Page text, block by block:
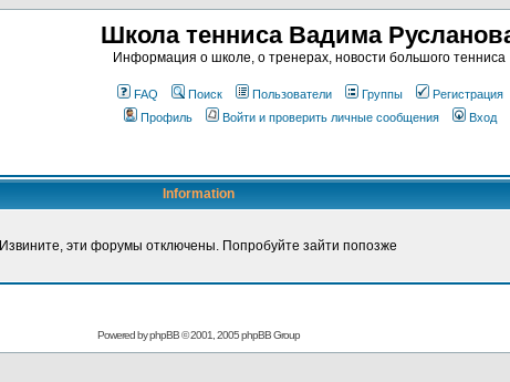
Школа тенниса Вадима
Информация о школе, о тренерах, новости большого тенниса
FAQ Поиск Пользователи Группы
Регистрация
Профиль
Войти и проверить личные сообщения Вход
Information
Извините, эти форумы отключены. Попробуйте зайти попозже
Powered byphpBB© 2001, 2005 phpBB Group